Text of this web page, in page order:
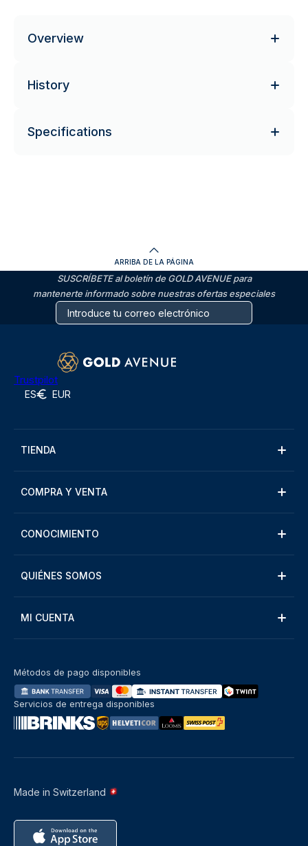
Overview
History
Specifications
ARRIBA DE LA PÁGINA
SUSCRÍBETE al boletín de GOLD AVENUE para
mantenerte informado sobre nuestras ofertas especiales
Trustpilot
ES EUR
TIENDA
COMPRA Y VENTA
CONOCIMIENTO
QUIÉNES SOMOS
MI CUENTA
Made in Switzerland
Métodos de pago disponibles
Servicios de entrega disponibles